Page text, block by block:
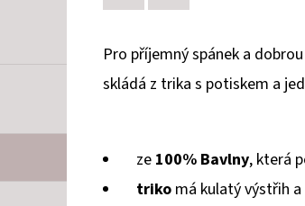
produktu
0,0
hvězdiček.
Pro příjemný spánek a
skládá z trika s potiskem a
ze 100% Bavlny, která
triko má kulatý výstřih